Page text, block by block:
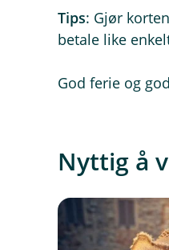
Tips: Gjør
betale like
God ferie og
Nyttig å